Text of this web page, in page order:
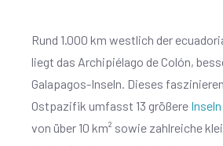
Rund 1.000 km westlich der
liegt das Archipiélago de Colón,
Galapagos-Inseln. Dieses
Ostpazifik umfasst 13 größere Inseln
von über 10 km² sowie zahlreiche